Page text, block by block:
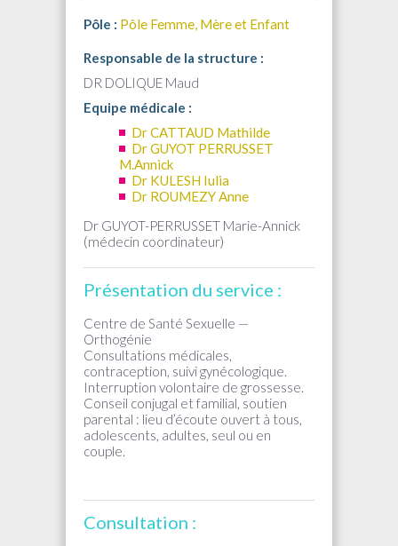
Pôle : Pôle Femme, Mère et Enfant
Responsable de la structure :
DR DOLIQUE Maud
Equipe médicale :
Dr CATTAUD Mathilde
Dr GUYOT PERRUSSET
M.Annick
Dr KULESH Iulia
Dr ROUMEZY Anne
Dr GUYOT-PERRUSSET Marie-Annick
(médecin coordinateur)
Présentation du service :
Centre de Santé Sexuelle —
Orthogénie
Consultations médicales,
contraception, suivi gynécologique.
Interruption volontaire de grossesse.
Conseil conjugal et familial, soutien
parental : lieu d’écoute ouvert à tous,
adolescents, adultes, seul ou en
couple.
Consultation :